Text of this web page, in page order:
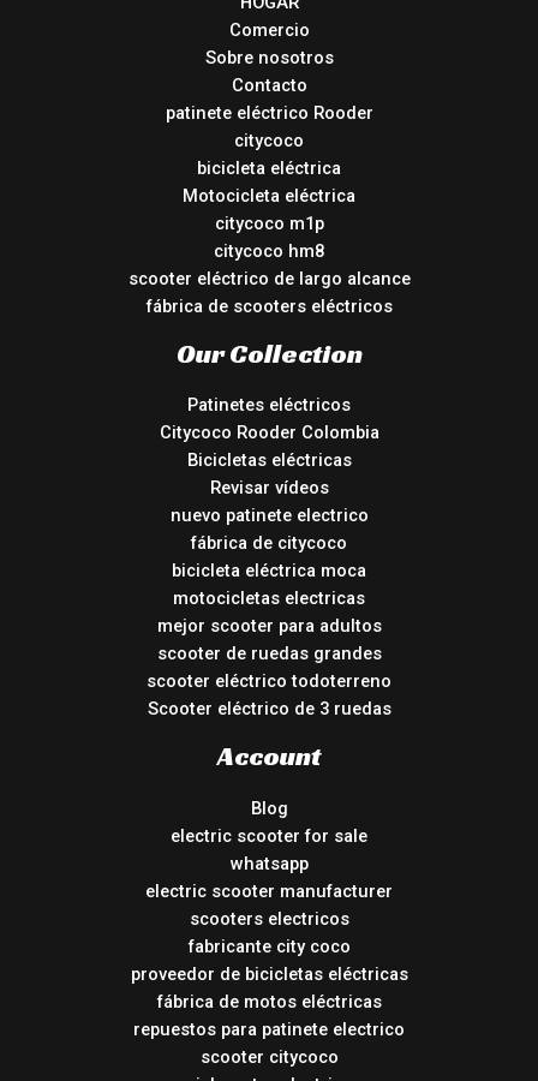
Comercio
Sobre nosotros
Contacto
patinete eléctrico Rooder
citycoco
bicicleta eléctrica
Motocicleta eléctrica
citycoco m1p
citycoco hm8
scooter eléctrico de largo alcance
fábrica de scooters eléctricos
Our Collection
Patinetes eléctricos
Citycoco Rooder Colombia
Bicicletas eléctricas
Revisar vídeos
nuevo patinete electrico
fábrica de citycoco
bicicleta eléctrica moca
motocicletas electricas
mejor scooter para adultos
scooter de ruedas grandes
scooter eléctrico todoterreno
Scooter eléctrico de 3 ruedas
Account
Blog
electric scooter for sale
whatsapp
electric scooter manufacturer
scooters electricos
fabricante city coco
proveedor de bicicletas eléctricas
fábrica de motos eléctricas
repuestos para patinete electrico
scooter citycoco